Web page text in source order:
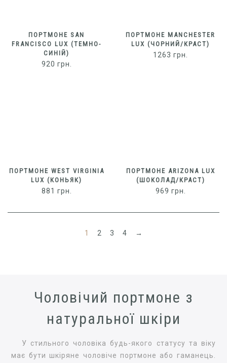
ПОРТМОНЕ SAN
FRANCISCO LUX (ТЕМНО-
СИНІЙ)
920 грн.
ПОРТМОНЕ MANCHESTER
LUX (ЧОРНИЙ/КРАСТ)
1263 грн.
ПОРТМОНЕ WEST VIRGINIA
LUX (КОНЬЯК)
881 грн.
ПОРТМОНЕ ARIZONA LUX
(ШОКОЛАД/КРАСТ)
969 грн.
1 2 3 4 →
Чоловічий портмоне з
натуральної шкіри
У стильного чоловіка будь-якого статусу та віку
має бути шкіряне чоловіче портмоне або гаманець.